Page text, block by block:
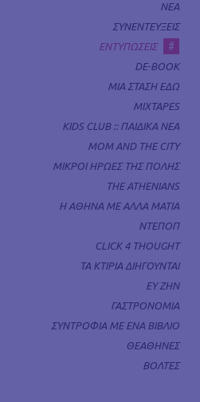
ΝΕΑ
ΣΥΝΕΝΤΕΥΞΕΙΣ
ΕΝΤΥΠΩΣΕΙΣ
#
DE-BOOK
ΜΙΑ ΣΤΑΣΗ ΕΔΩ
MIXTAPES
KIDS CLUB :: ΠΑΙΔΙΚΑ ΝΕΑ
MOM AND THE CITY
ΜΙΚΡΟΙ ΗΡΩΕΣ ΤΗΣ ΠΟΛΗΣ
THE ATHENIANS
Η ΑΘΗΝΑ ΜΕ ΑΛΛΑ ΜΑΤΙΑ
ΝΤΕΠΟΠ
CLICK 4 THOUGHT
ΤΑ ΚΤΙΡΙΑ ΔΙΗΓΟΥΝΤΑΙ
ΕΥ ΖΗΝ
ΓΑΣΤΡΟΝΟΜΙΑ
ΣΥΝΤΡΟΦΙΑ ΜΕ ΕΝΑ ΒΙΒΛΙΟ
ΘΕΑΘΗΝΕΣ
ΒΟΛΤΕΣ